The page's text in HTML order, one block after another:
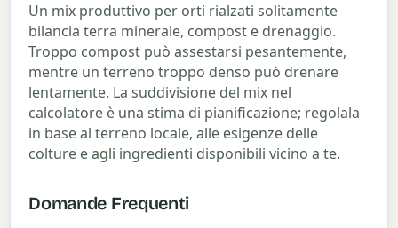
Un mix produttivo per orti rialzati solitamente
bilancia terra minerale, compost e drenaggio.
Troppo compost può assestarsi pesantemente,
mentre un terreno troppo denso può drenare
lentamente. La suddivisione del mix nel
calcolatore è una stima di pianificazione; regolala
in base al terreno locale, alle esigenze delle
colture e agli ingredienti disponibili vicino a te.
Domande Frequenti